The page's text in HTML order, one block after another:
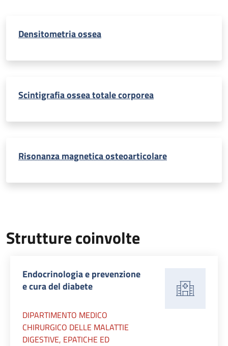
Densitometria ossea
Scintigrafia ossea totale corporea
Risonanza magnetica osteoarticolare
Strutture coinvolte
Endocrinologia e prevenzione
e cura del diabete
DIPARTIMENTO MEDICO
CHIRURGICO DELLE MALATTIE
DIGESTIVE, EPATICHE ED